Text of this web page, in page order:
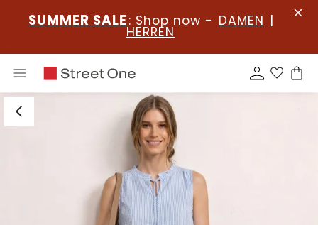
SUMMER SALE : Shop now - DAMEN |
HERREN